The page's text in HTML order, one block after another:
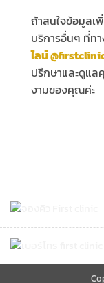
ถ้าสนใจข้อมูลเ
บริการอื่นๆ ที่ท
ไลน์
ปรึกษาและดูแ
งามของคุณค่ะ